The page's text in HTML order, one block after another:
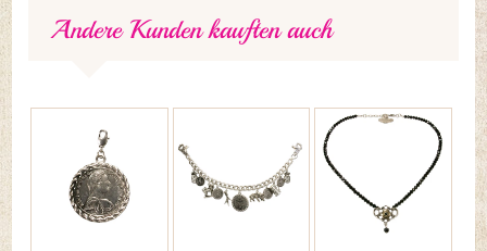
Andere Kunden kauften auch